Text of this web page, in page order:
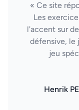
« Ce site
Les
l'accent sur
défensive, le
jeu
Henrik